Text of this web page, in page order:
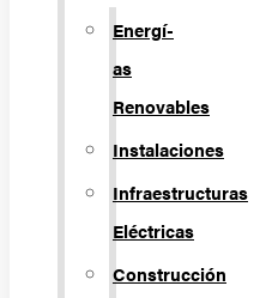
Energí­
as
Renovables
Instalaciones
Infraestructuras
Eléctricas
Construcción